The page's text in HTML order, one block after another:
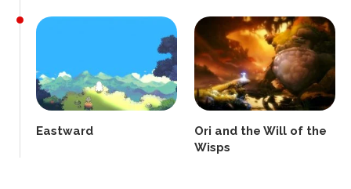
Eastward
Ori and the Will of the
Wisps